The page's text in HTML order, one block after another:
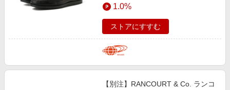
1.0%
ストアにすすむ
【別注】RANCOURT & Co. ランコ